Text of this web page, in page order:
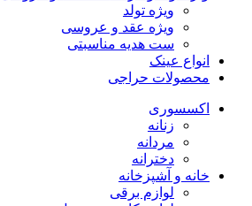
ویژه تولد
ویژه عقد و عروسی
ست هدیه مناسبتی
انواع عینک
محصولات حراجی
اکسسوری
زنانه
مردانه
دخترانه
خانه و آشپزخانه
لوازم برقی